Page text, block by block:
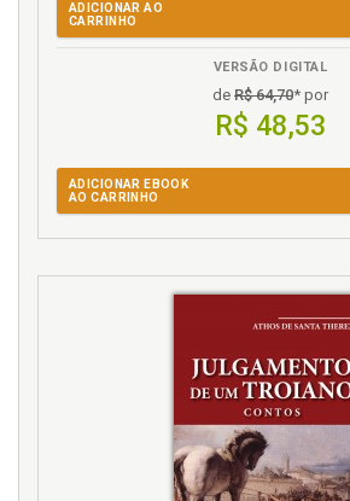
ADICIONAR AO
CARRINHO
VERSÃO DIGITAL
de R$ 64,70* por
R$ 48,53
ADICIONAR EBOOK
AO CARRINHO